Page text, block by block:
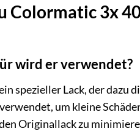
Colormatic 3x
wird er verwendet?
spezieller Lack, der dazu
um kleine
Originallack zu